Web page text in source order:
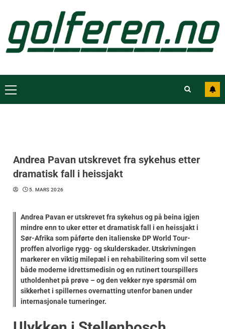
Andrea Pavan utskrevet fra sykehus etter
dramatisk fall i heissjakt
5. MARS 2026
Andrea Pavan er utskrevet fra sykehus og på beina igjen
mindre enn to uker etter et dramatisk fall i en heissjakt i
Sør-Afrika som påførte den italienske DP World Tour-
proffen alvorlige rygg- og skulderskader. Utskrivningen
markerer en viktig milepæl i en rehabilitering som vil sette
både moderne idrettsmedisin og en rutinert tourspillers
utholdenhet på prøve – og den vekker nye spørsmål om
sikkerhet i spillernes overnatting utenfor banen under
internasjonale turneringer.